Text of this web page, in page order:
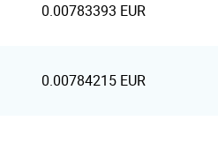
0.00783393 EUR
0.00784215 EUR